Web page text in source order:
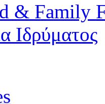
& Family
Ιδρύματος